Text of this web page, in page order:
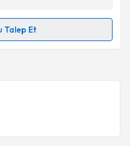
Talep Et
e-posta ile